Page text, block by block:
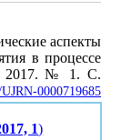
аспекты
в процессе
2017. № 1. С.
0000719685
1)